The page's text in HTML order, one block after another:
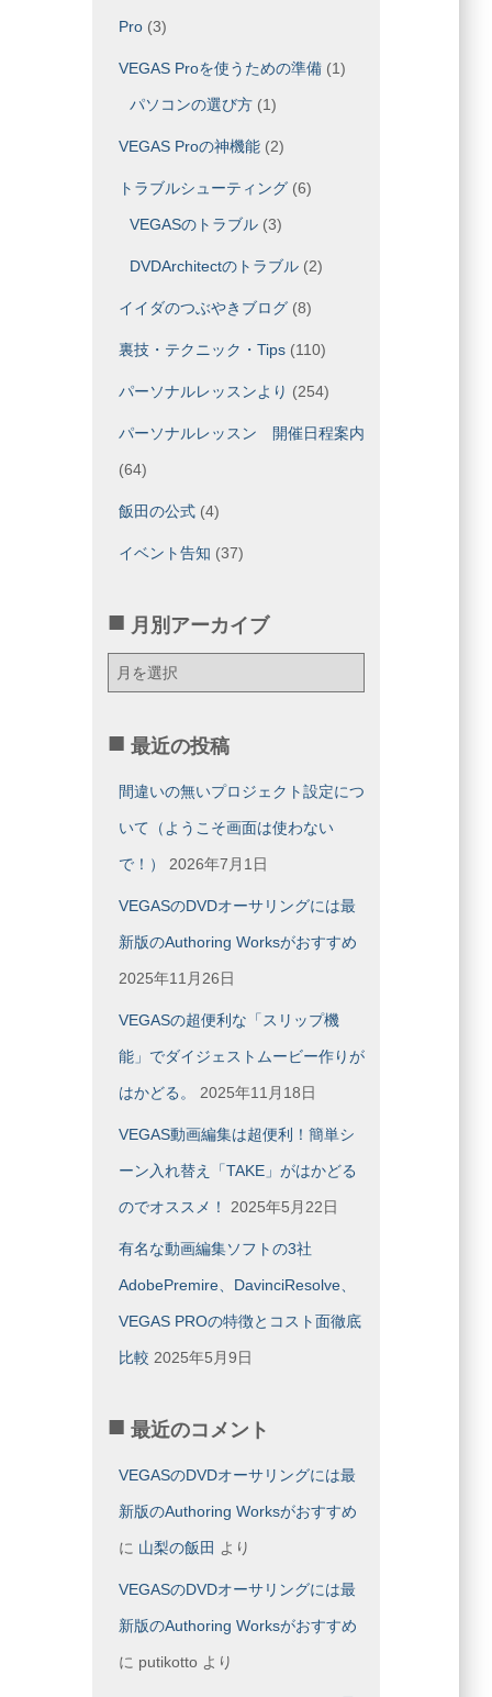
Pro(3)
VEGAS Proを使うための準備(1)
パソコンの選び方(1)
VEGAS Proの神機能(2)
トラブルシューティング(6)
VEGASのトラブル(3)
DVDArchitectのトラブル(2)
イイダのつぶやきブログ(8)
裏技・テクニック・Tips(110)
パーソナルレッスンより (254)
パーソナルレッスン 開催日程案内
(64)
飯田の公式(4)
イベント告知 (37)
月別アーカイブ
月
別
カ
ブ
最近の投稿
間違いの無いプロジェクト設定につ
いて（ようこそ画面は使わない
で！） 2026年7月1日
VEGASのDVDオーサリングには最
新版のAuthoring Worksがおすすめ
2025年11月26日
VEGASの超便利な「スリップ機
能」でダイジェストムービー作りが
はかどる。 2025年11月18日
VEGAS動画編集は超便利！簡単シ
ーン入れ替え「TAKE」がはかどる
のでオススメ！ 2025年5月22日
有名な動画編集ソフトの3社
AdobePremire、DavinciResolve、
VEGAS PROの特徴とコスト面徹底
比較 2025年5月9日
最近のコメント
VEGASのDVDオーサリングには最
新版のAuthoring Worksがおすすめ
に 山梨の飯田 より
VEGASのDVDオーサリングには最
新版のAuthoring Worksがおすすめ
に putikottoより